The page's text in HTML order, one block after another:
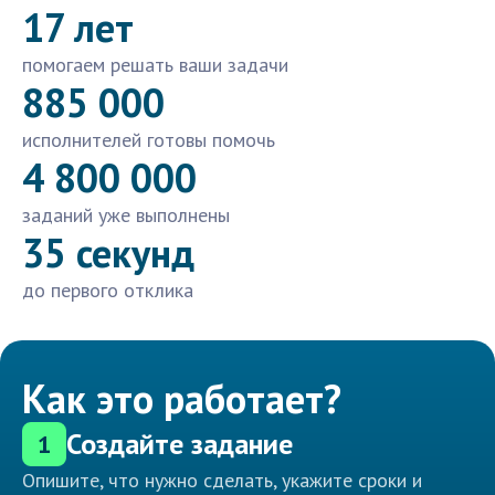
17 лет
помогаем решать ваши задачи
885 000
исполнителей готовы помочь
4 800 000
заданий уже выполнены
35 секунд
до первого отклика
Как это работает?
1 Создайте задание
Опишите, что нужно сделать, укажите сроки и